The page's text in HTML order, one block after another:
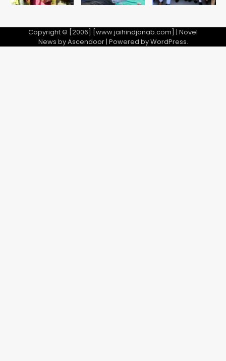
Copyright © [2006] [www.jaihindjanab.com] | Novel
News byAscendoor| Powered byWordPress.